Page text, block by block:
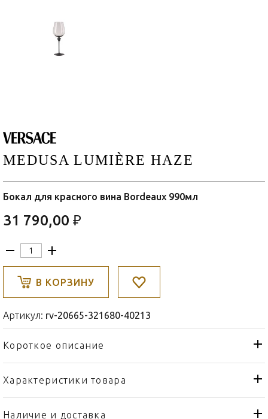
MEDUSA LUMIÈRE HAZE
Бокал для красного вина Bordeaux 990мл
31 790,00 ₽
В КОРЗИНУ
Артикул: rv-20665-321680-40213
Короткое описание
Характеристики товара
Тип товара
Бокал
Бренд
Наличие и доставка